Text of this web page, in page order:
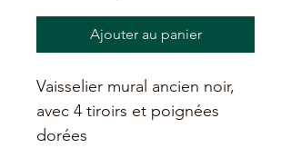
Ajouter au panier
Vaisselier mural ancien noir,
avec 4 tiroirs et poignées
dorées